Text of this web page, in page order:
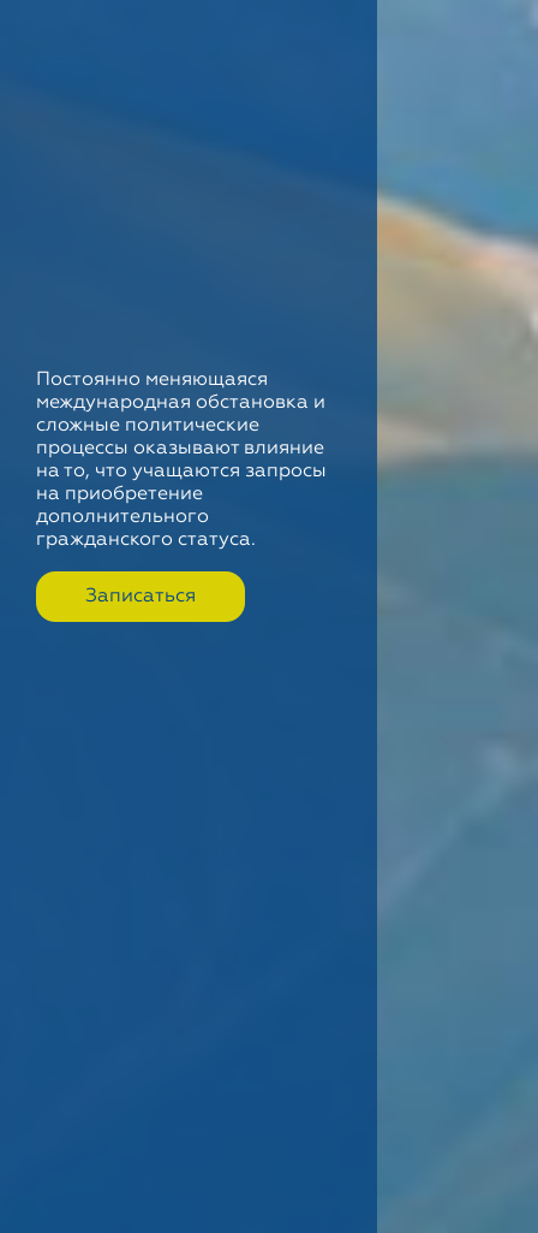
Постоянно меняющаяся
международная обстановка и
сложные политические
процессы оказывают влияние
на то, что учащаются запросы
на приобретение
дополнительного
гражданского статуса.
Записаться